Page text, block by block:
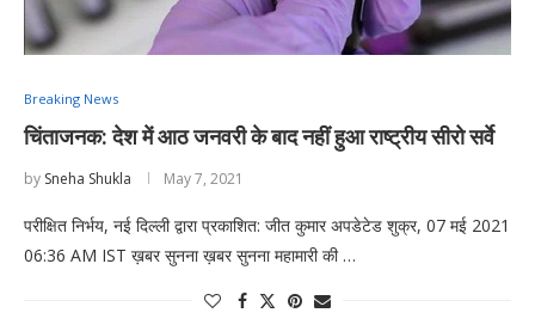
Breaking News
चिंताजनक: देश में आठ जनवरी के बाद नहीं हुआ राष्ट्रीय सीरो सर्वे
by Sneha Shukla May 7, 2021
परीक्षित निर्भय, नई दिल्ली द्वारा प्रकाशित: जीत कुमार अपडेटेड शुक्र, 07 मई 2021
06:36 AM IST ख़बर सुनना ख़बर सुनना महामारी की …